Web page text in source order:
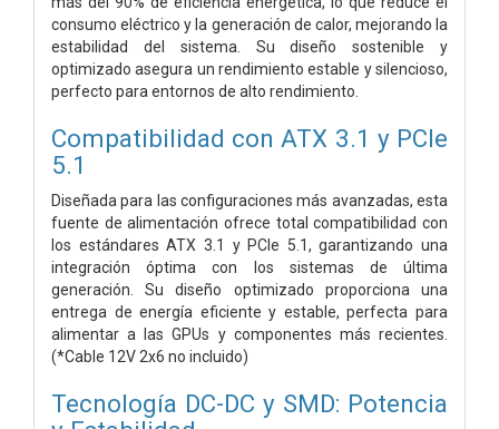
consumo eléctrico y la generación de calor, mejorando la
estabilidad del sistema. Su diseño sostenible y
optimizado asegura un rendimiento estable y silencioso,
perfecto para entornos de alto rendimiento.
Compatibilidad con ATX 3.1 y PCIe
5.1
Diseñada para las configuraciones más avanzadas, esta
fuente de alimentación ofrece total compatibilidad con
los estándares ATX 3.1 y PCIe 5.1, garantizando una
integración óptima con los sistemas de última
generación. Su diseño optimizado proporciona una
entrega de energía eficiente y estable, perfecta para
alimentar a las GPUs y componentes más recientes.
(*Cable 12V 2x6 no incluido)
Tecnología DC-DC y SMD: Potencia